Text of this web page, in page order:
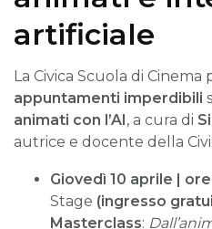
artificiale
La Civica Scuola di
appuntamenti imperdibili
animati con l’AI, a cura di
autrice e docente della
Giovedì 10 aprile |
Stage (ingresso
Masterclass: